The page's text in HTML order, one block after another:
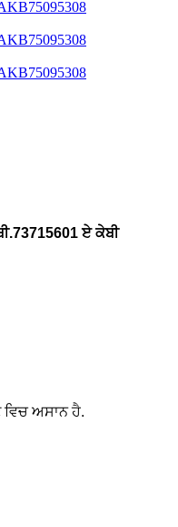
73715601 ਏ ਕੇਬੀ
ਵਿਚ ਅਸਾਨ ਹੈ.